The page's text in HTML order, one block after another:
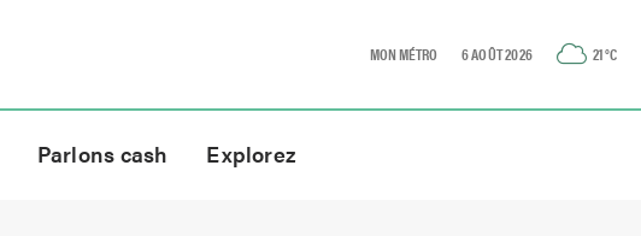
MON MÉTRO 6 AOÛT 2026 21°C
Parlons cash Explorez